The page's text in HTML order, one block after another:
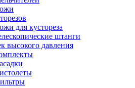
для кустореза
штанги
высокого давления